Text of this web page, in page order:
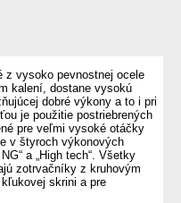
z vysoko pevnostnej ocele
kalení, dostane vysokú
dobré výkony a to i pri
je použitie postriebrených
pre veľmi vysoké otáčky
v štyroch výkonových
a „High tech“. Všetky
zotrvačníky z kruhovým
skrini a pre